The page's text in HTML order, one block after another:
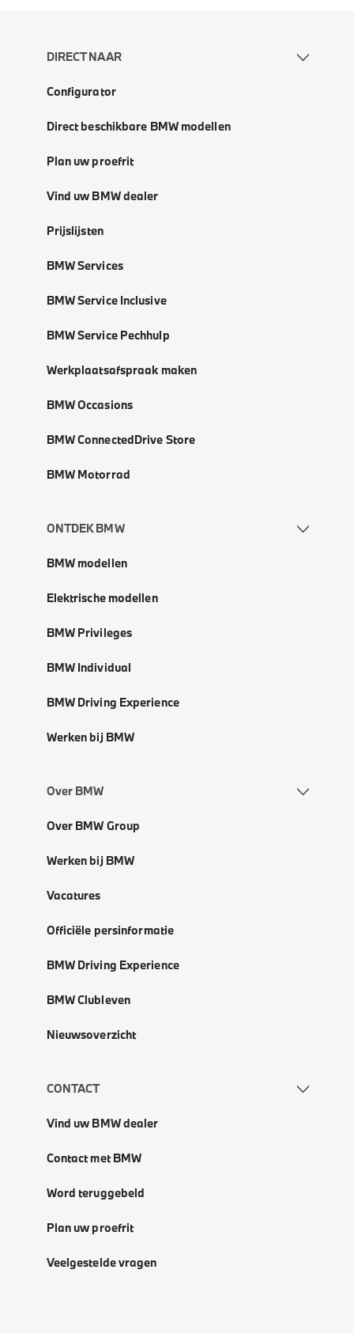
DIRECT NAAR
Configurator
Direct beschikbare BMW modellen
Plan uw proefrit
Vind uw BMW dealer
Prijslijsten
BMW Services
BMW Service Inclusive
BMW Service Pechhulp
Werkplaatsafspraak maken
BMW Occasions
BMW ConnectedDrive Store
BMW Motorrad
ONTDEK BMW
BMW modellen
Elektrische modellen
BMW Privileges
BMW Individual
BMW Driving Experience
Werken bij BMW
Over BMW
Over BMW Group
Werken bij BMW
Vacatures
Officiële persinformatie
BMW Driving Experience
BMW Clubleven
Nieuwsoverzicht
CONTACT
Vind uw BMW dealer
Contact met BMW
Word teruggebeld
Plan uw proefrit
Veelgestelde vragen